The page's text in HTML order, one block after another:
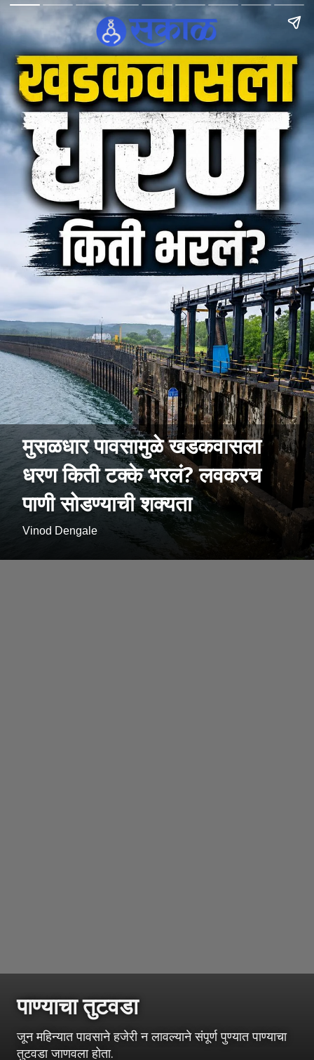
मुसळधार पावसामुळे खडकवासला
धरण किती टक्के भरलं? लवकरच
पाणी सोडण्याची शक्यता
Vinod Dengale
पाण्याचा तुटवडा
जून महिन्यात पावसाने हजेरी न लावल्याने संपूर्ण पुण्यात पाण्याचा
तुटवडा जाणवला होता.